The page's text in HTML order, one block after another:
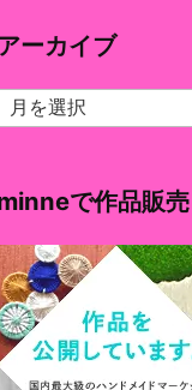
ー
アーカイブ
ア
で作品販